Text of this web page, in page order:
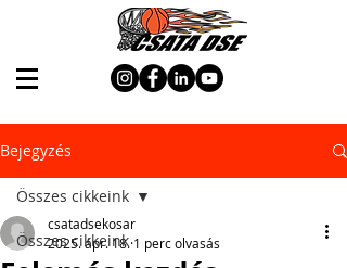
Bejegyzés
Összes cikkeink
Összes cikkeink
csatadsekosar
2025. ápr. 18. 1 perc olvasás